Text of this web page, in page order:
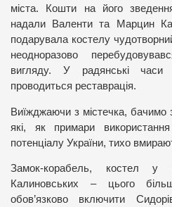
міста. Кошти на його
надали Валенти та Марцин
подарувала костелу
неодноразово
вигляду. У радянські
проводиться реставрація.
Виїжджаючи з містечка, бачимо
які, як примари використання
потенціалу України, тихо
Замок-корабель, костел у
Калиновських – цього
обов’язково включити